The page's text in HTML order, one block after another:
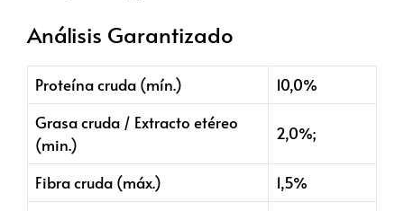
Análisis Garantizado
Proteína cruda (mín.)
10,0%
Grasa cruda / Extracto etéreo
(min.)
2,0%;
Fibra cruda (máx.)
1,5%